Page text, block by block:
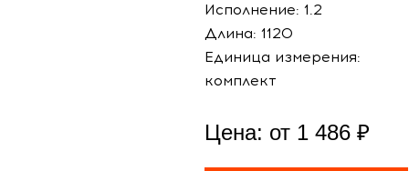
Исполнение: 1.2
Длина: 1120
Единица измерения:
комплект
Цена: от 1 486 ₽